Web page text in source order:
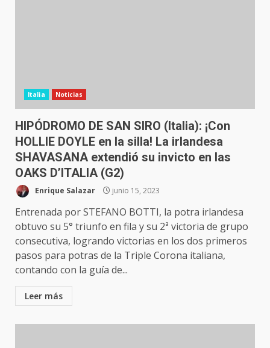
Italia Noticias
HIPÓDROMO DE SAN SIRO (Italia): ¡Con
HOLLIE DOYLE en la silla! La irlandesa
SHAVASANA extendió su invicto en las
OAKS D’ITALIA (G2)
Enrique Salazar junio 15, 2023
Entrenada por STEFANO BOTTI, la potra irlandesa
obtuvo su 5° triunfo en fila y su 2ª victoria de grupo
consecutiva, logrando victorias en los dos primeros
pasos para potras de la Triple Corona italiana,
contando con la guía de...
Leer más